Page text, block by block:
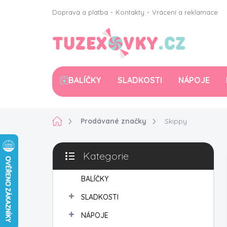
Doprava a platba • Kontakty • Vrácení a reklamace
BALÍČKY SLADKOSTI NÁPOJE
DomůProdávané značky Skippy
P
s
Přeskočit
kategorie
Kategorie
BALÍČKY
SLADKOSTI
NÁPOJE